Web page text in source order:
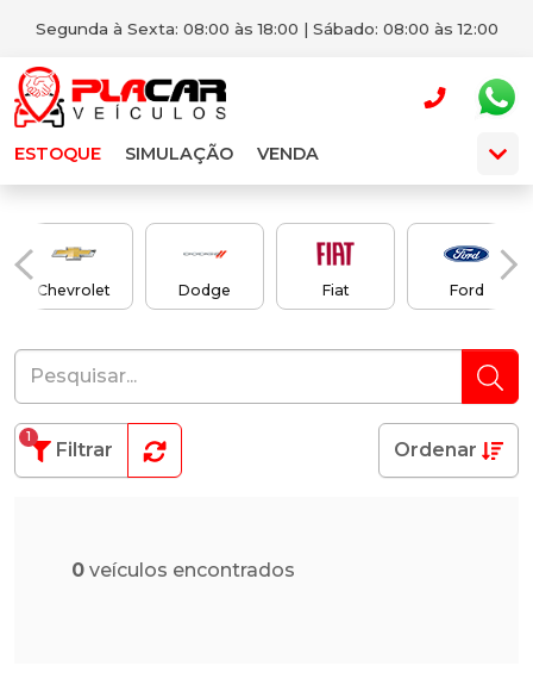
Segunda à Sexta: 08:00 às 18:00 | Sábado: 08:00 às 12:00
ESTOQUE SIMULAÇÃO VENDA
Chevrolet Dodge Fiat Ford
Filtrar
1
Ordenar
0 veículos encontrados